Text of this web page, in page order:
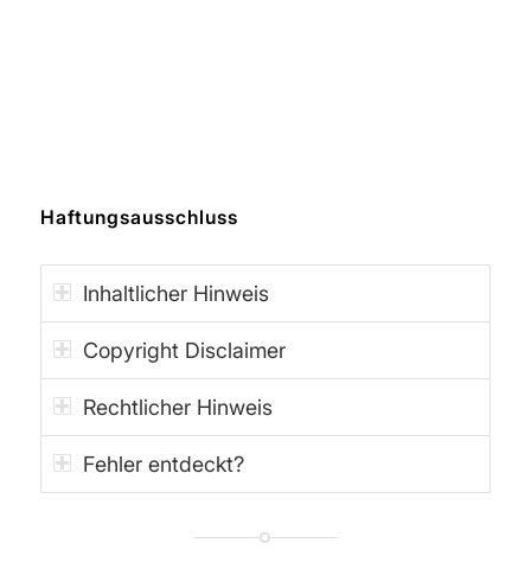
Haftungsausschluss
Inhaltlicher Hinweis
Copyright Disclaimer
Rechtlicher Hinweis
Fehler entdeckt?